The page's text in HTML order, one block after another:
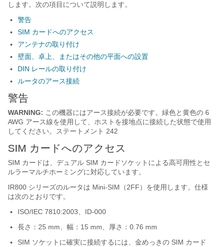
します。次の項目について説明します。
警告
SIM カードへのアクセス
アンテナの取り付け
壁面、卓上、またはその他の平面への設置
DIN レールの取り付け
ルータのアース接続
警告
WARNING: この機器にはアース接続が必要です。緑色と黄色の 6
AWG アース線を使用して、ホストを接地点に接続した状態で使用
してください。ステートメント 242
SIM カードへのアクセス
SIM カードは、デュアル SIM カードソケットによる高可用性とセ
ルラーマルチホーミングに対応しています。
IR800 シリーズのルータは Mini-SIM（2FF）を使用します。仕様
は次のとおりです。
ISO/IEC 7810:2003、ID-000
長さ：25 mm、幅：15 mm、厚さ：0.76 mm
SIM ソケットに確実に接続するには、金めっきの SIM カード